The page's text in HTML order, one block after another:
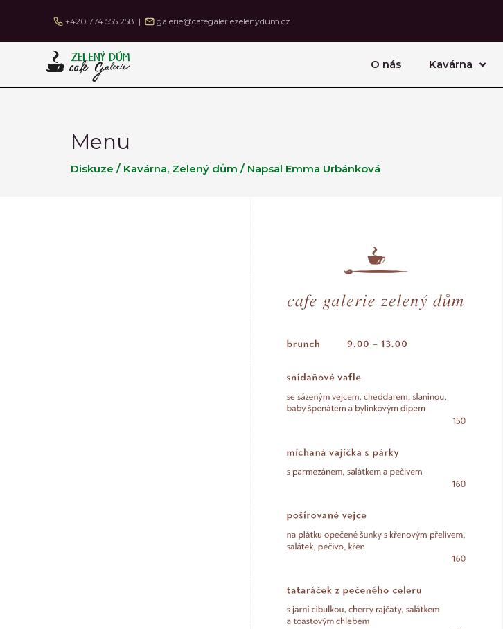
obsah
+420 774 555 258 | galerie@cafegaleriezelenydum.cz
O nás Kavárna
Menu
Diskuze / Kavárna, Zelený dům / Napsal Emma Urbánková